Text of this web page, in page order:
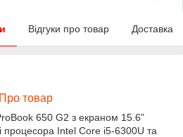
Відгуки про товар Доставка
Про товар
650 G2 з екраном 15.6"
процесора Intel Core i5-6300U та